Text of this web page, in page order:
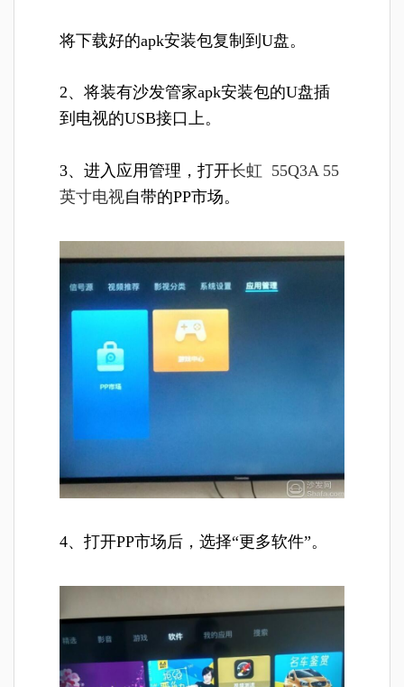
将下载好的apk安装包复制到U盘。
2、将装有沙发管家apk安装包的U盘插
到电视的USB接口上。
3、进入应用管理，打开长虹 55Q3A 55
英寸电视自带的PP市场。
4、打开PP市场后，选择“更多软件”。